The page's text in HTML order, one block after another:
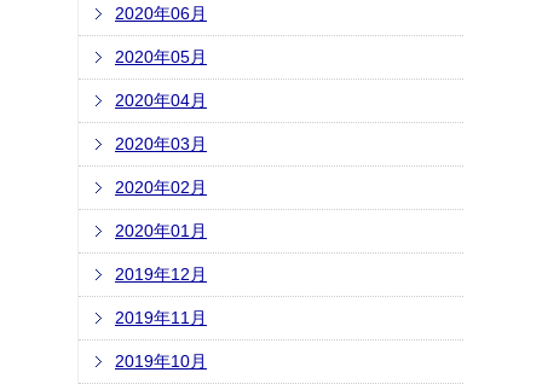
2020年06月
2020年05月
2020年04月
2020年03月
2020年02月
2020年01月
2019年12月
2019年11月
2019年10月